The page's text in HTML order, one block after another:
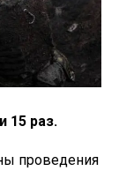
15 раз.
проведения